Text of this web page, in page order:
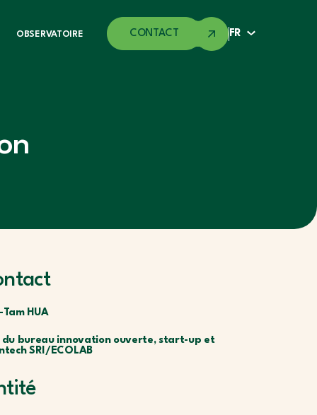
OBSERVATOIRE CONTACT FR
Tam HUA
du bureau innovation ouverte, start-up et
SRI/ECOLAB